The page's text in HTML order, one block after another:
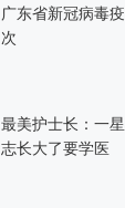
广东省新冠病毒
次
最美护士长：一
志长大了要学医